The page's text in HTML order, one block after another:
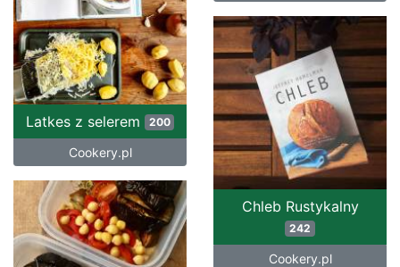
Latkes z selerem 200
Cookery.pl
Chleb Rustykalny
242
Cookery.pl